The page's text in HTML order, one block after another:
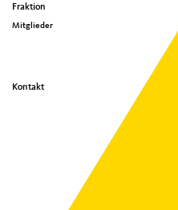
Footer
Fraktion
Mitglieder
Kontakt